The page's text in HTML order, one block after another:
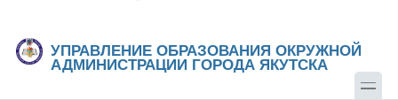
УПРАВЛЕНИЕ ОБРАЗОВАНИЯ ОКРУЖНОЙ
АДМИНИСТРАЦИИ ГОРОДА ЯКУТСКА